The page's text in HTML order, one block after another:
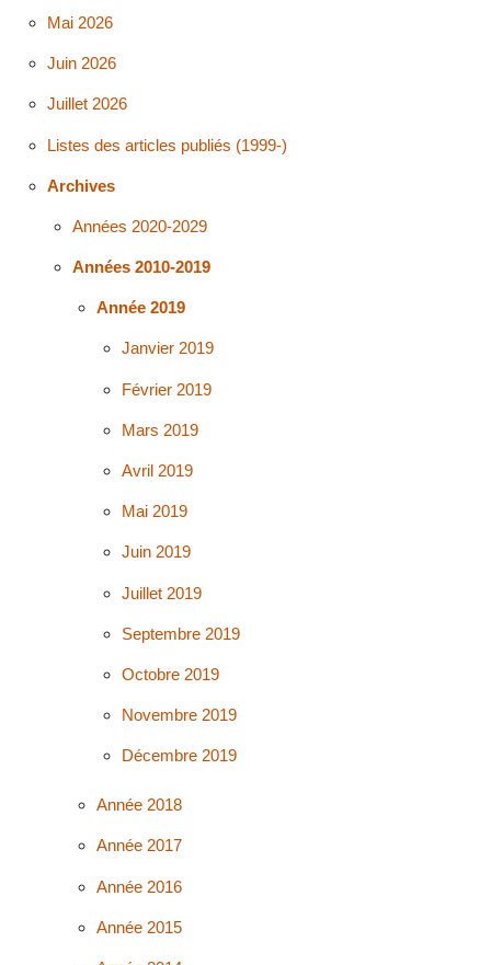
Mai 2026
Juin 2026
Juillet 2026
Listes des articles publiés (1999-)
Archives
Années 2020-2029
Années 2010-2019
Année 2019
Janvier 2019
Février 2019
Mars 2019
Avril 2019
Mai 2019
Juin 2019
Juillet 2019
Septembre 2019
Octobre 2019
Novembre 2019
Décembre 2019
Année 2018
Année 2017
Année 2016
Année 2015